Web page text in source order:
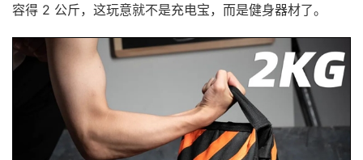
容得 2 公斤，这玩意就不是充电宝，而是健身器材了。